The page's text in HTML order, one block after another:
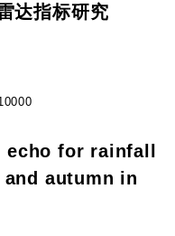
达指标研究
echo for rainfall
autumn in